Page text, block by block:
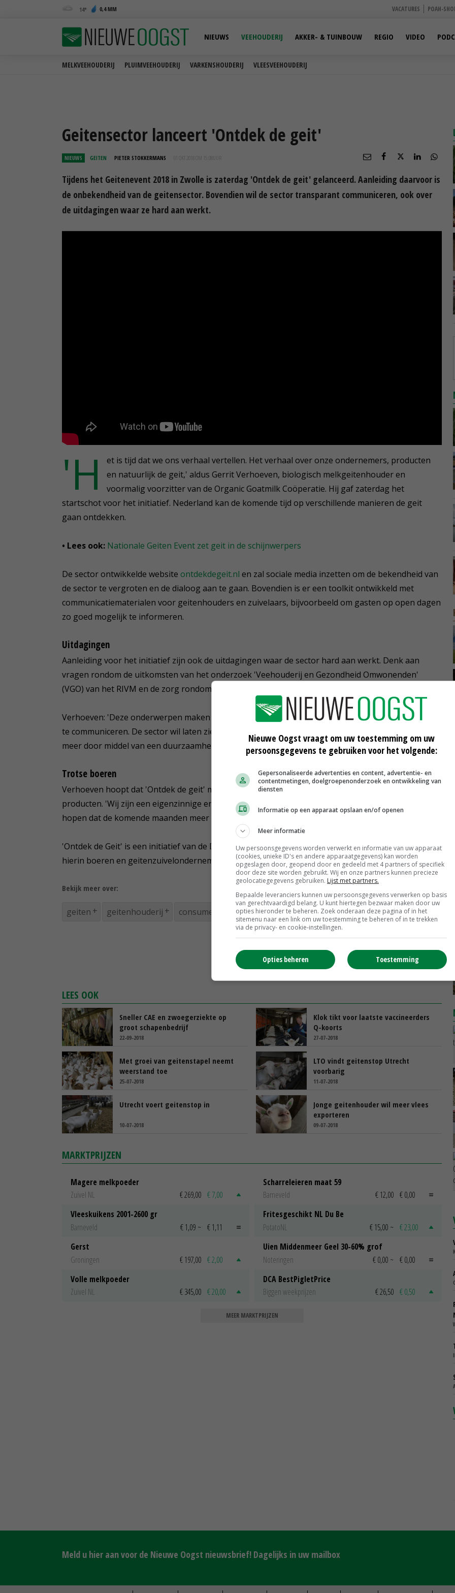
14 0,4 MM VACATURES POAH-
MELKVEEHOUDERIJ PLUIMVEEHOUDERIJ VARKENSHOUDERIJ VLEESVEEHOUDERIJ
NIEUWS VEEHOUDERIJ AKKER- & TUINBOUW REGIO VIDEO
Geitensector lanceert 'Ontdek de geit'
NIEUWS GEITEN PIETER STOKKERMANS 01 OKT 2018 OM 15:08
Tijdens het Geitenevent 2018 in Zwolle is zaterdag 'Ontdek de geit' gelanceerd. Aanleiding daarvoor is
de onbekendheid van de geitensector. Bovendien wil de sector transparant communiceren, ook over
de uitdagingen waar ze hard aan werkt.
'H
et is tijd dat we ons verhaal vertellen. Het verhaal over onze ondernemers, producten
en natuurlijk de geit,' aldus Gerrit Verhoeven, biologisch melkgeitenhouder en
voormalig voorzitter van de Organic Goatmilk Coöperatie. Hij gaf zaterdag het
startschot voor het initiatief. Nederland kan de komende tijd op verschillende manieren de geit
gaan ontdekken.
• Lees ook: Nationale Geiten Event zet geit in de schijnwerpers
De sector ontwikkelde website ontdekdegeit.nl en zal sociale media inzetten om de bekendheid van
de sector te vergroten en de dialoog aan te gaan. Bovendien is er een toolkit ontwikkeld met
communicatiematerialen voor geitenhouders en zuivelaars, bijvoorbeeld om gasten op open dagen
zo goed mogelijk te informeren.
Uitdagingen
Aanleiding voor het initiatief zijn ook de uitdagingen waar de sector hard aan werkt. Denk aan
vragen rondom de uitkomsten van het onderzoek 'Veehouderij en Gezondheid Omwonenden'
(VGO) van het RIVM en de zorg rondom bokjes.
Verhoeven: 'Deze onderwerpen maken het extra belangrijk om als sector eenduidig en transparant
te communiceren. De sector wil laten zien hoe ze aan deze uitdagingen werkt. Dat doet ze onder
meer door middel van een duurzaamheidsprogramma, waar de website ook informatie over biedt'.
Trotse boeren
Verhoeven hoopt dat 'Ontdek de geit' mensen nieuwsgierig maakt naar de sector en haar
producten. 'Wij zijn een eigenzinnige en innovatieve sector met veel trotse boeren en bedrijven. Wij
hopen dat de komende maanden meer mensen gaan ontdekken waar onze sector voor staat.'
'Ontdek de Geit' is een initiatief van de Duurzame GeitenZuivel Keten. Uniek voor dit initiatief is dat
hierin boeren en geitenzuivelondernemingen samenwerken.
Bekijk meer over:
geiten geitenhouderij consumenten
LEES OOK
Sneller CAE en zwoegerziekte op
groot schapenbedrijf
22-09-2018
Klok tikt voor laatste vaccineerders
Q-koorts
27-07-2018
Met groei van geitenstapel neemt
weerstand toe
25-07-2018
LTO vindt geitenstop Utrecht
voorbarig
11-07-2018
Utrecht voert geitenstop in
10-07-2018
Jonge geitenhouder wil meer vlees
exporteren
09-07-2018
MARKTPRIJZEN
Magere melkpoeder
Zuivel NL
€ 269,00 € 7,00
Vleeskuikens 2001-2600 gr
Barneveld
€ 1,09 ~ € 1,11
Gerst
Groningen
€ 197,00 € 2,00
Volle melkpoeder
Zuivel NL
€ 345,00 € 20,00
Scharreleieren maat 59
Barneveld
€ 12,00 € 0,00
Fritesgeschikt NL Du Be
PotatoNL
€ 15,00 ~ € 23,00
Uien Middenmeer Geel 30-60% grof
Noteringen
€ 0,00 ~ € 0,00
DCA BestPigletPrice
Biggen weekprijzen
€ 26,50 € 0,50
MEER MARKTPRIJZEN
Meld u hier aan voor de Nieuwe Oogst nieuwsbrief! Dagelijks in uw mailbox
Nieuwe Oogst vraagt om uw toestemming om uw
persoonsgegevens te gebruiken voor het volgende:
Gepersonaliseerde advertenties en content, advertentie- en
contentmetingen, doelgroepenonderzoek en ontwikkeling van
diensten
Informatie op een apparaat opslaan en/of openen
Meer informatie
Uw persoonsgegevens worden verwerkt en informatie van uw apparaat
(cookies, unieke ID's en andere apparaatgegevens) kan worden
opgeslagen door, geopend door en gedeeld met 4 partners of specifiek
door deze site worden gebruikt. Wij en onze partners kunnen precieze
geolocatiegegevens gebruiken. Lijst met partners.
Bepaalde leveranciers kunnen uw persoonsgegevens verwerken op basis
van gerechtvaardigd belang. U kunt hiertegen bezwaar maken door uw
opties hieronder te beheren. Zoek onderaan deze pagina of in het
sitemenu naar een link om uw toestemming te beheren of in te trekken
via de privacy- en cookie-instellingen.
Toestemming
Opties beheren